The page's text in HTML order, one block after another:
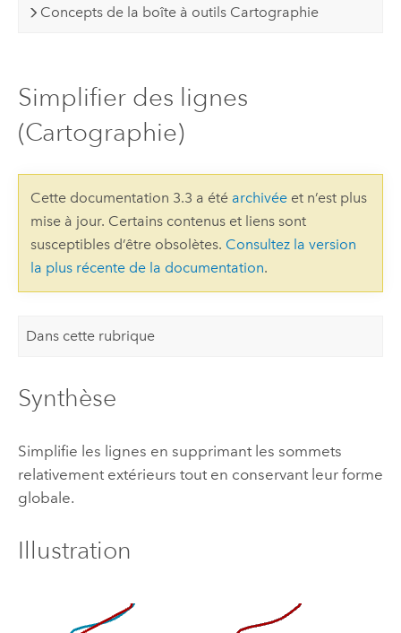
Concepts de la boîte à outils Cartographie
Simplifier des lignes
(Cartographie)
Cette documentation 3.3 a été archivéeet n’est plus
mise à jour. Certains contenus et liens sont
susceptibles d’être obsolètes. Consultez la version
la plus récente de la documentation.
Dans cette rubrique
Synthèse
Simplifie les lignes en supprimant les sommets
relativement extérieurs tout en conservant leur forme
globale.
Illustration